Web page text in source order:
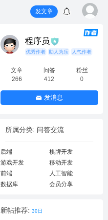
发文章
程序员
优秀作者 助人为乐 人气作者
文章
266
问答
412
粉丝
0
发消息
所属分类: 问答交流
后端
棋牌开发
游戏开发
移动开发
前端
人工智能
数据库
会员分享
新帖推荐: 30日